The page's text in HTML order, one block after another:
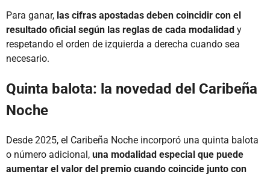
Para ganar, las cifras apostadas deben coincidir con el
resultado oficial según las reglas de cada modalidad y
respetando el orden de izquierda a derecha cuando sea
necesario.
Quinta balota: la novedad del Caribeña
Noche
Desde 2025, el Caribeña Noche incorporó una quinta balota
o número adicional, una modalidad especial que puede
aumentar el valor del premio cuando coincide junto con